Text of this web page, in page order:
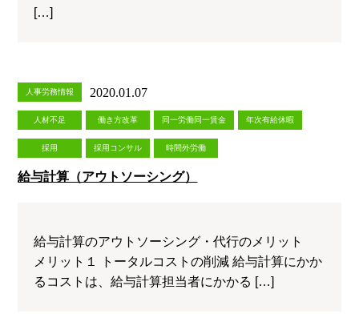
[…]
人事労務情報 2020.01.07
人材不足 働き方改革 同一労働同一賃金 年次有給休暇
採用 採用コンサル 時間外労働
給与計算（アウトソーシング）
給与計算のアウトソーシング・代行のメリット
メリット１ トータルコストの削減 給与計算にかか
るコストは、給与計算担当者にかかる […]